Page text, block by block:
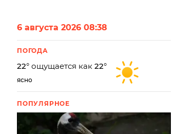
6 августа 2026 08:38
ПОГОДА
22° ощущается как 22°
ясно
ПОПУЛЯРНОЕ